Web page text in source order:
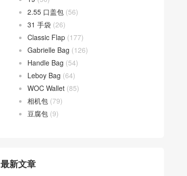
2.55 口盖包 (56)
31 手袋 (26)
Classic Flap (177)
Gabrielle Bag (126)
Handle Bag (54)
Leboy Bag (64)
WOC Wallet (85)
相机包 (79)
豆腐包 (9)
最新文章